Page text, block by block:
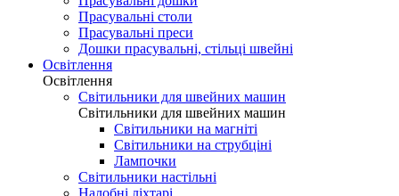
Прасувальні столи
Прасувальні преси
Дошки прасувальні, стільці швейні
Освітлення
Освітлення
Світильники для швейних машин
Світильники для швейних машин
Світильники на магніті
Світильники на струбціні
Лампочки
Світильники настільні
Налобні ліхтарі